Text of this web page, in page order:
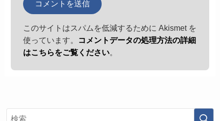
このサイトはスパムを低減するために Akismet を
使っています。
コメントデータの処理方法の詳細
はこちらをご覧ください。